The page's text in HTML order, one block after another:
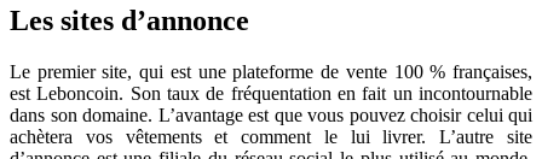
Les sites d’annonce
Le premier site, qui est une plateforme de vente 100 % françaises,
est Leboncoin. Son taux de fréquentation en fait un incontournable
dans son domaine. L’avantage est que vous pouvez choisir celui qui
achètera vos vêtements et comment le lui livrer. L’autre site